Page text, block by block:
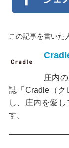
この記事を書いた
庄内
誌「Cradle（ク
し、庄内を愛
す。